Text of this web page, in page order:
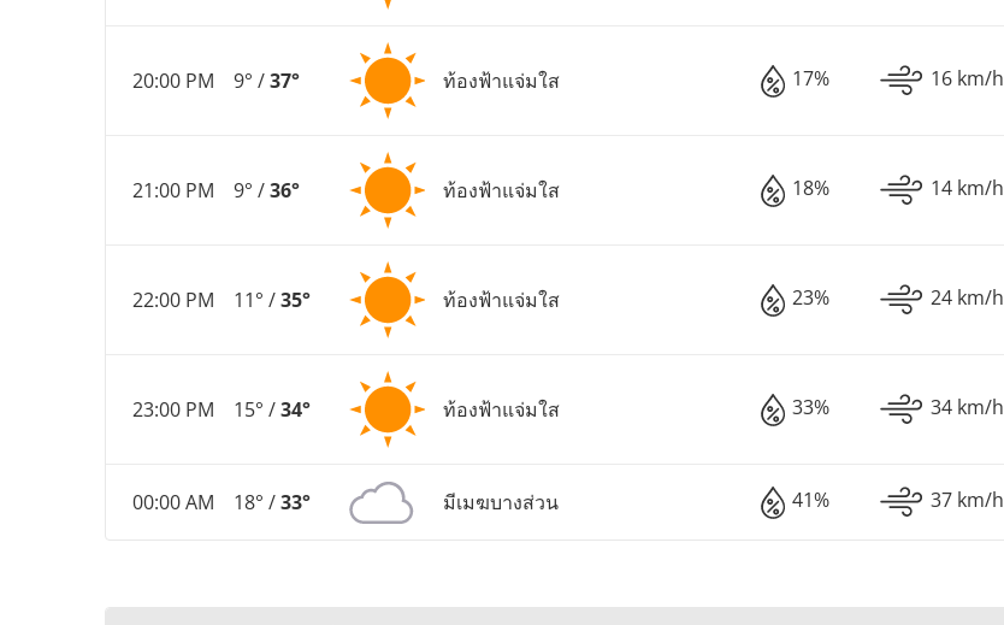
20:00 PM 9° /37° ท้องฟ้าแจ่มใส 17% 16 km/h
21:00 PM 9° /36° ท้องฟ้าแจ่มใส 18% 14 km/h
22:00 PM 11° /35° ท้องฟ้าแจ่มใส 23% 24 km/h
23:00 PM 15° /34° ท้องฟ้าแจ่มใส 33% 34 km/h
00:00 AM 18° /33° มีเมฆบางส่วน 41% 37 km/h